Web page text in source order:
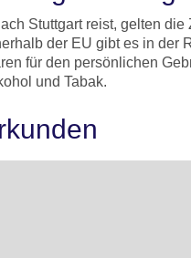
Stuttgart reist, gelten
der EU gibt es in der
für den persönlichen
und Tabak.